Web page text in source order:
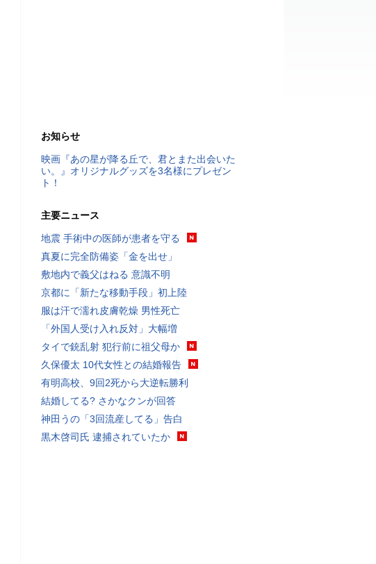
お知らせ
映画『あの星が降る丘で、君とまた出会いた
い。』オリジナルグッズを3名様にプレゼン
ト！
主要ニュース
地震 手術中の医師が患者を守る
真夏に完全防備姿「金を出せ」
敷地内で義父はねる 意識不明
京都に「新たな移動手段」初上陸
服は汗で濡れ皮膚乾燥 男性死亡
「外国人受け入れ反対」大幅増
タイで銃乱射 犯行前に祖父母か
久保優太 10代女性との結婚報告
有明高校、9回2死から大逆転勝利
結婚してる? さかなクンが回答
神田うの「3回流産してる」告白
黒木啓司氏 逮捕されていたか